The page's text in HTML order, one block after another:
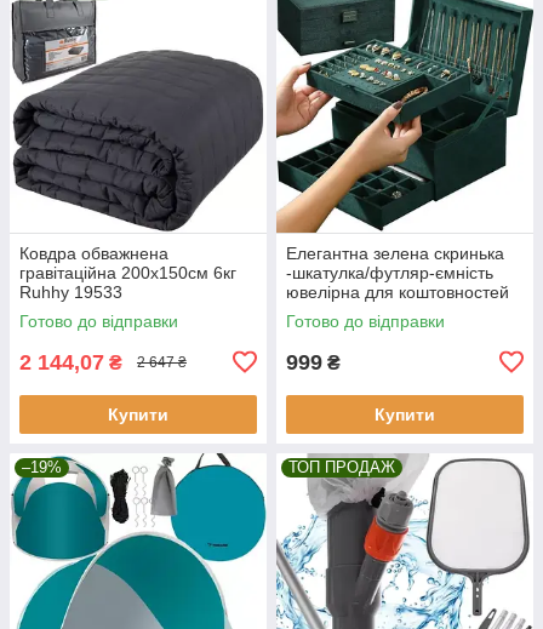
Ковдра обважнена
гравітаційна 200х150см 6кг
Ruhhy 19533
Готово до відправки
2 144,07 ₴ 2 647 ₴
Купити
Елегантна зелена скринька
-шкатулка/футляр-ємність
ювелірна для коштовностей
Soulima 21954
Готово до відправки
999 ₴
Купити
–19% ТОП ПРОДАЖ